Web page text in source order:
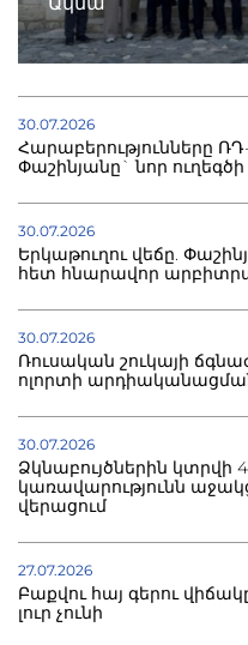
30.07.2026
Հարաբերությունները ՌԴ-
Փաշինյանը` նոր
30.07.2026
Երկաթուղու վեճը.
հետ հնարավոր
30.07.2026
Ռուսական շուկայի
ոլորտի
30.07.2026
Ձկնաբույծներին կտրվի
կառավարությունն
վերացում
27.07.2026
Բաքվու հայ գերու
լուր չունի